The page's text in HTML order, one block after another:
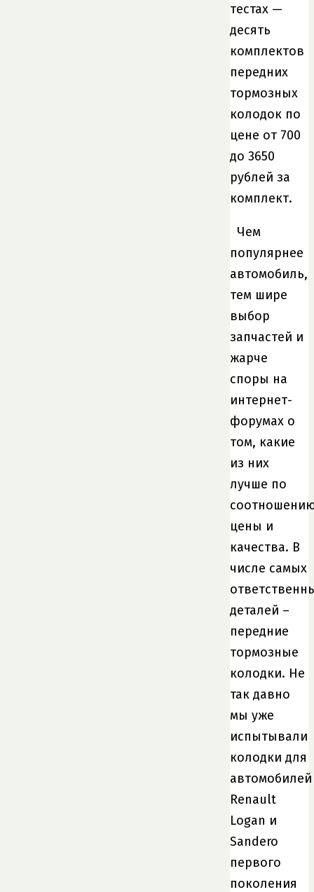
тестах —
десять
комплектов
передних
тормозных
колодок по
цене от 700
до 3650
рублей за
комплект.
Чем
популярнее
автомобиль,
тем шире
выбор
запчастей и
жарче
споры на
интернет-
форумах о
том, какие
из них
лучше по
цены и
качества. В
числе самых
деталей –
передние
тормозные
колодки. Не
так давно
мы уже
испытывали
колодки для
автомобилей
Renault
Logan и
Sandero
первого
поколения